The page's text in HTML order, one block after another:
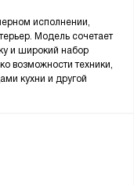
исполнении,
Модель сочетает
и широкий набор
возможности техники,
кухни и другой